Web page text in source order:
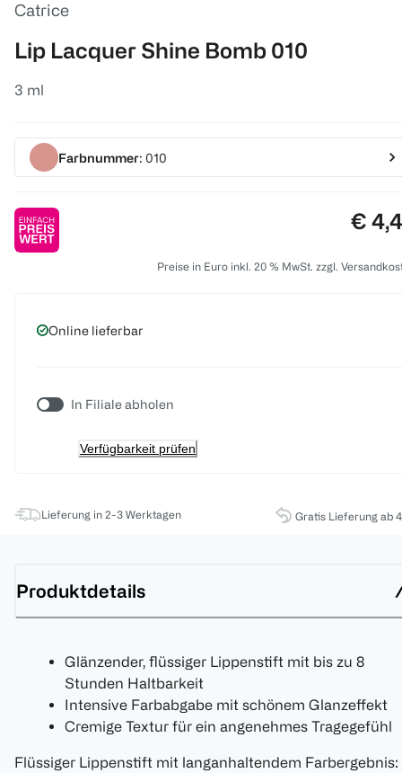
Catrice
Lip Lacquer Shine Bomb 010
3 ml
Farbnummer: 010
€
Preise in Euro inkl. 20 % MwSt. zzgl.
Online lieferbar
In Filiale abholen
Verfügbarkeit prüfen
Lieferung in 2-3 Werktagen Gratis Lieferung ab
Produktdetails
Glänzender, flüssiger Lippenstift mit bis zu 8
Stunden Haltbarkeit
Intensive Farbabgabe mit schönem Glanzeffekt
Cremige Textur für ein angenehmes Tragegefühl
Flüssiger Lippenstift mit langanhaltendem Farbergebnis: